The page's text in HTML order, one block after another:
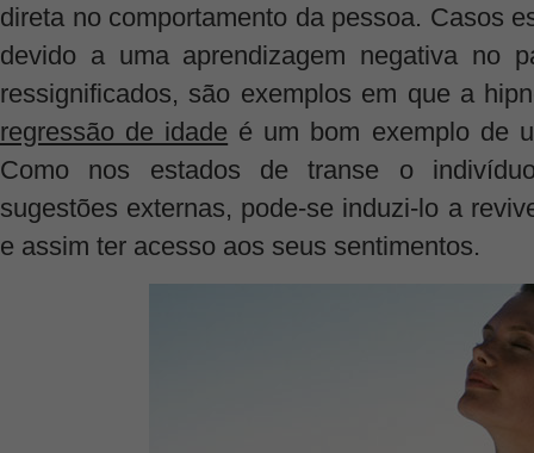
direta no comportamento da pessoa. Casos
devido a uma aprendizagem negativa no
ressignificados, são exemplos em que a
regressão de idade é um bom exemplo de
Como nos estados de transe o
sugestões externas, pode-se induzi-lo a
e assim ter acesso aos seus sentimentos.